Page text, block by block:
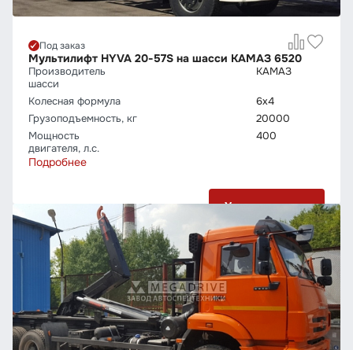
Под заказ
Мультилифт HYVA 20-57S на шасси КАМАЗ 6520
Производитель
шасси
КАМАЗ
Колесная формула
6х4
Грузо­подъемность, кг
20000
Мощность
двигателя, л.с.
400
Подробнее
Узнать цену